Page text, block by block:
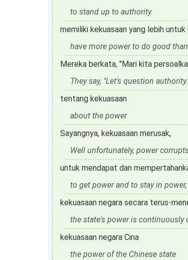
to stand up to authority.
memiliki kekuasaan yang lebih
have more power to do good
Mereka berkata, "Mari kita
They say, "Let's question
tentang kekuasaan
about the power
Sayangnya, kekuasaan merusak,
Well unfortunately, power
untuk mendapat dan
to get power and to stay in power,
kekuasaan negara secara terus-
the state's power is continuously
kekuasaan negara Cina
the power of the Chinese state